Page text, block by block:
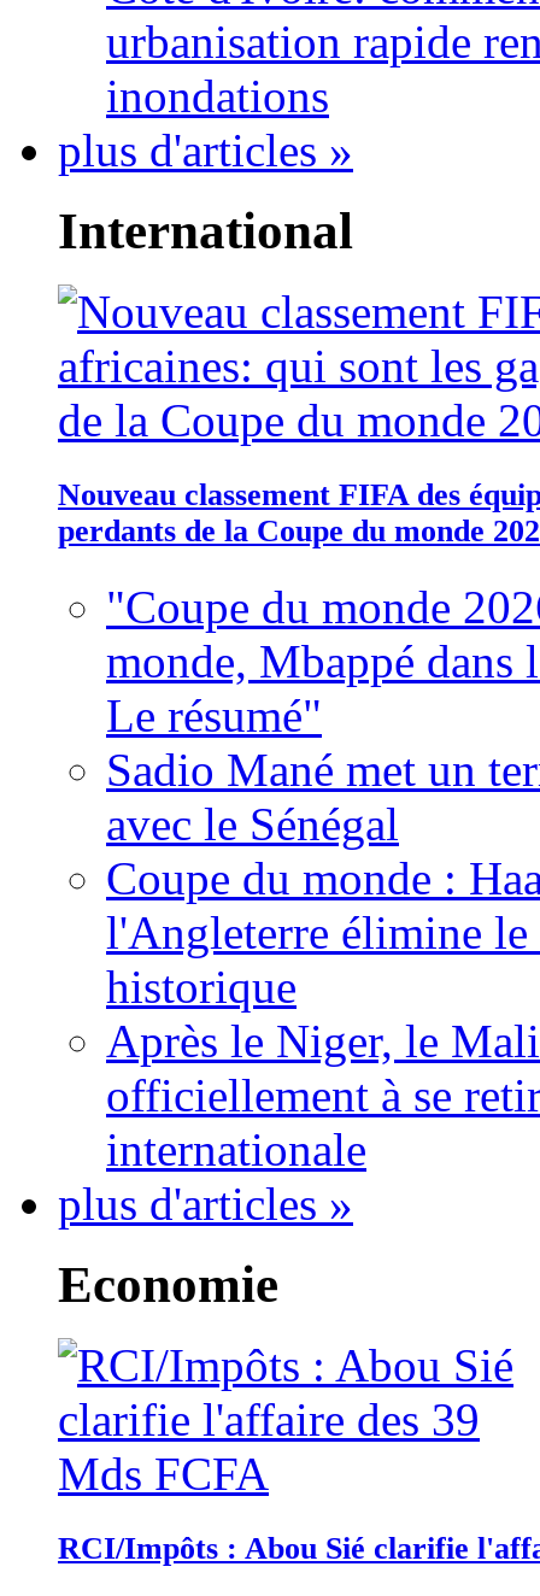
urbanisation rapide
inondations
plus d'articles »
International
Nouveau classement FIFA des
perdants de la Coupe du monde
"Coupe du monde
monde, Mbappé dans
Le résumé"
Sadio Mané met un
avec le Sénégal
Coupe du monde :
l'Angleterre élimine
historique
Après le Niger, le
officiellement à se
internationale
plus d'articles »
Economie
RCI/Impôts : Abou Sié clarifie